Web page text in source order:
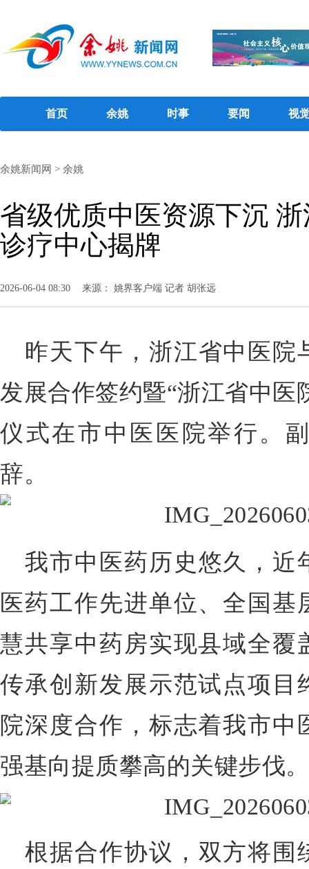
首页 余姚 时事 要闻 视
余姚新闻网 > 余姚
省级优质中医资源下沉
诊疗中心揭牌
2026-06-04 08:30 来源： 姚界客户端 记者 胡张远
昨天下午，浙江省中医院
发展合作签约暨“浙江省中医
仪式在市中医医院举行。
辞。
我市中医药历史悠久，近
医药工作先进单位、全国
慧共享中药房实现县域全覆
传承创新发展示范试点项目
院深度合作，标志着我市
强基向提质攀高的关键步伐。
根据合作协议，双方将围